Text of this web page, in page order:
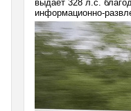
выдаёт 328 л.с.
информационно-